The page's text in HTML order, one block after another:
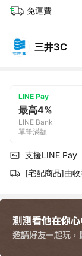
免運費
三井3C
LINE Pay
最高4%
LINE Bank
單筆滿額
支援LINE Pay
[宅配商品]由收